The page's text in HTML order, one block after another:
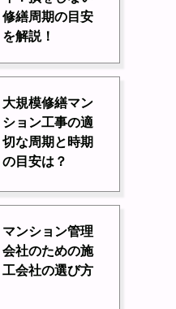
修繕周期の目安
を解説！
大規模修繕マン
ション工事の適
切な周期と時期
の目安は？
マンション管理
会社のための施
工会社の選び方